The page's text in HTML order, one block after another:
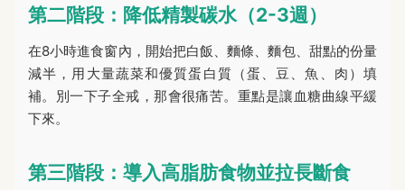
第二階段：降低精製碳水（2-3週）
在8小時進食窗內，開始把白飯、麵條、麵包、甜點的份量
減半，用大量蔬菜和優質蛋白質（蛋、豆、魚、肉）填
補。別一下子全戒，那會很痛苦。重點是讓血糖曲線平緩
下來。
第三階段：導入高脂肪食物並拉長斷食